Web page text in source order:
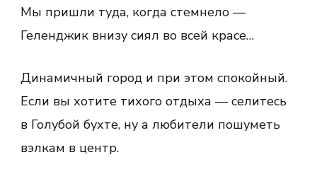
Мы пришли туда, когда стемнело —
Геленджик внизу сиял во всей красе…
Динамичный город и при этом спокойный.
Если вы хотите тихого отдыха — селитесь
в Голубой бухте, ну а любители пошуметь
вэлкам в центр.